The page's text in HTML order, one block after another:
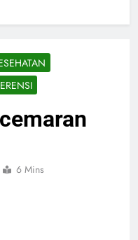
6 Mins